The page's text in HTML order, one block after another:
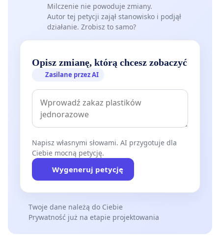
Milczenie nie powoduje zmiany.
Autor tej petycji zajął stanowisko i podjął
działanie. Zrobisz to samo?
Opisz zmianę, którą chcesz zobaczyć
Zasilane przez AI
Napisz własnymi słowami. AI przygotuje dla
Ciebie mocną petycję.
Wygeneruj petycję
Twoje dane należą do Ciebie
Prywatność już na etapie projektowania